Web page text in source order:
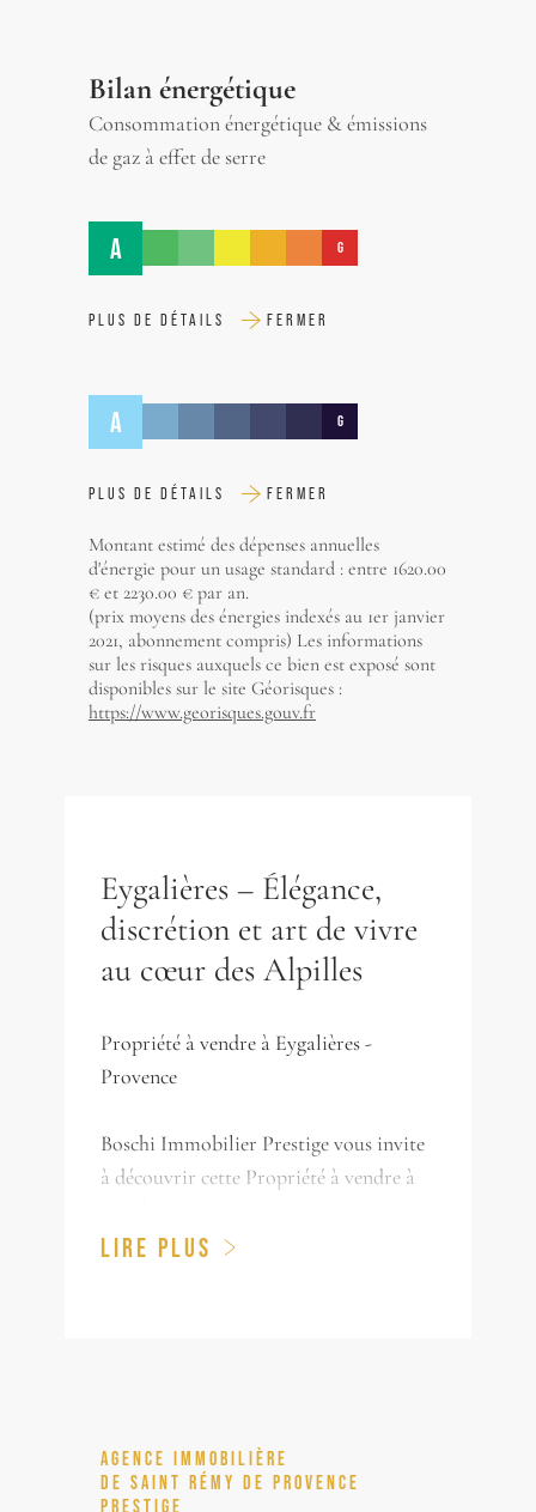
Bilan énergétique
Consommation énergétique & émissions
de gaz à effet de serre
A G
PLUS DE DÉTAILS FERMER
A G
PLUS DE DÉTAILS FERMER
Montant estimé des dépenses annuelles
d'énergie pour un usage standard : entre 1620.00
€ et 2230.00 € par an.
(prix moyens des énergies indexés au 1er janvier
2021, abonnement compris) Les informations
sur les risques auxquels ce bien est exposé sont
disponibles sur le site Géorisques :
https://www.georisques.gouv.fr
Eygalières – Élégance,
discrétion et art de vivre
au cœur des Alpilles
Propriété à vendre à Eygalières -
Provence
Boschi Immobilier Prestige vous invite
à découvrir cette Propriété à vendre à
Dans un environnement rare, à l’abri
préservé.
LIRE PLUS
AGENCE IMMOBILIÈRE
DE SAINT RÉMY DE PROVENCE
PRESTIGE